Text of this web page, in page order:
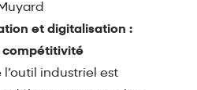
et digitalisation :
compétitivité
industriel est